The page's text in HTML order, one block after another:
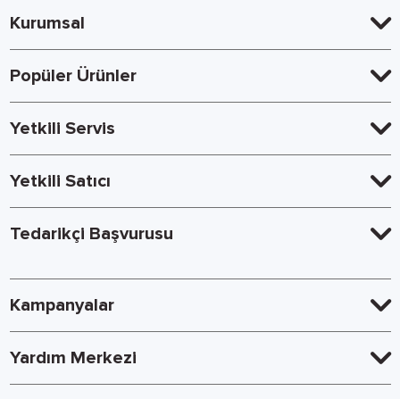
Kurumsal
Popüler Ürünler
Yetkili Servis
Yetkili Satıcı
Tedarikçi Başvurusu
Kampanyalar
Yardım Merkezi